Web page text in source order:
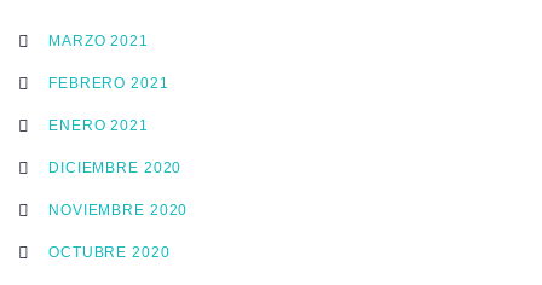
MARZO 2021
FEBRERO 2021
ENERO 2021
DICIEMBRE 2020
NOVIEMBRE 2020
OCTUBRE 2020